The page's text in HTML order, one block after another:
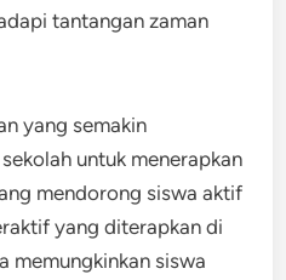
tantangan zaman
yang semakin
untuk menerapkan
mendorong siswa aktif
yang diterapkan di
memungkinkan siswa